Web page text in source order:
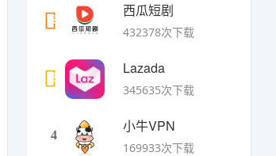
2
西瓜短剧
432378次下载
3
Lazada
345635次下载
4
小牛VPN
169933次下载